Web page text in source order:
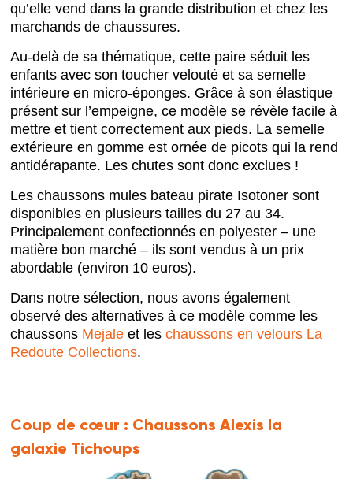
qu’elle vend dans la grande distribution et chez les
marchands de chaussures.
Au-delà de sa thématique, cette paire séduit les
enfants avec son toucher velouté et sa semelle
intérieure en micro-éponges. Grâce à son élastique
présent sur l’empeigne, ce modèle se révèle facile à
mettre et tient correctement aux pieds. La semelle
extérieure en gomme est ornée de picots qui la rend
antidérapante. Les chutes sont donc exclues !
Les chaussons mules bateau pirate Isotoner sont
disponibles en plusieurs tailles du 27 au 34.
Principalement confectionnés en polyester – une
matière bon marché – ils sont vendus à un prix
abordable (environ 10 euros).
Dans notre sélection, nous avons également
observé des alternatives à ce modèle comme les
chaussons Mejale et leschaussons en velours La
Redoute Collections.
Coup de cœur : Chaussons Alexis la
galaxie Tichoups